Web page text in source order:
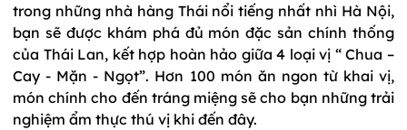
trong những nhà hàng Thái nổi tiếng nhất nhì Hà Nội,
bạn sẽ được khám phá đủ món đặc sản chính thống
của Thái Lan, kết hợp hoàn hảo giữa 4 loại vị “ Chua –
Cay - Mặn - Ngọt”. Hơn 100 món ăn ngon từ khai vị,
món chính cho đến tráng miệng sẽ cho bạn những trải
nghiệm ẩm thực thú vị khi đến đây.